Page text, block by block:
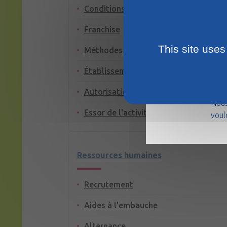
Conditions de vente - Prix
Franchise
Méthodes de vente
Établissements recevant du public
Autorisations pour l'installation d'un
Essor de l'activité
Ressources humaines
Recrutement
Aides à l'embauche
La
This site